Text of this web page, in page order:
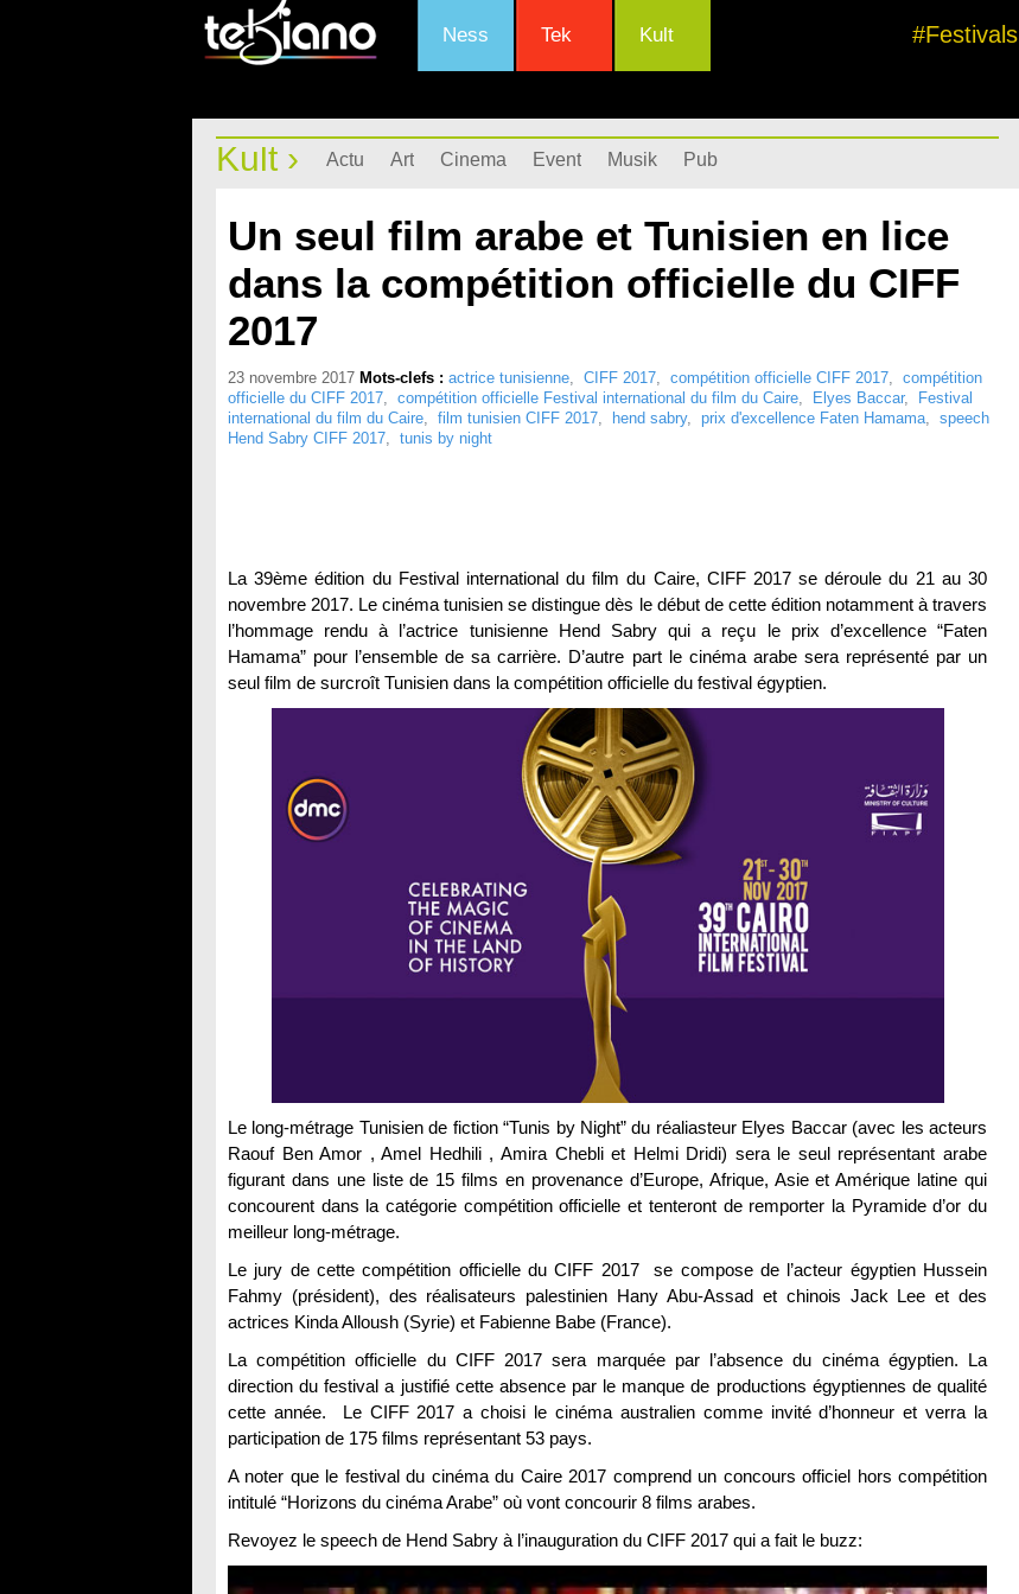
Ness Tek Kult #Festivals
Kult › Actu Art Cinema Event Musik Pub
Un seul film arabe et Tunisien en lice
dans la compétition officielle du CIFF
2017
23 novembre 2017 Mots-clefs : actrice tunisienne, CIFF 2017, compétition officielle CIFF 2017, compétition
officielle du CIFF 2017, compétition officielle Festival international du film du Caire, Elyes Baccar,
Festival
international du film du Caire, film tunisien CIFF 2017, hend sabry, prix d'excellence Faten Hamama, speech
Hend Sabry CIFF 2017, tunis by night
La 39ème édition du Festival international du film du Caire, CIFF 2017 se déroule du 21 au 30
novembre 2017. Le cinéma tunisien se distingue dès le début de cette édition notamment à travers
l’hommage rendu à l’actrice tunisienne Hend Sabry qui a reçu le prix d’excellence “Faten
Hamama” pour l’ensemble de sa carrière. D’autre part le cinéma arabe sera représenté par un
seul film de surcroît Tunisien dans la compétition officielle du festival égyptien.
Le long-métrage Tunisien de fiction “Tunis by Night” du réaliasteur Elyes Baccar (avec les acteurs
Raouf Ben Amor , Amel Hedhili , Amira Chebli et Helmi Dridi) sera le seul représentant arabe
figurant dans une liste de 15 films en provenance d’Europe, Afrique, Asie et Amérique latine qui
concourent dans la catégorie compétition officielle et tenteront de remporter la Pyramide d’or du
meilleur long-métrage.
Le jury de cette compétition officielle du CIFF 2017 se compose de l’acteur égyptien Hussein
Fahmy (président), des réalisateurs palestinien Hany Abu-Assad et chinois Jack Lee et des
actrices Kinda Alloush (Syrie) et Fabienne Babe (France).
La compétition officielle du CIFF 2017 sera marquée par l’absence du cinéma égyptien. La
direction du festival a justifié cette absence par le manque de productions égyptiennes de qualité
cette année. Le CIFF 2017 a choisi le cinéma australien comme invité d’honneur et verra la
participation de 175 films représentant 53 pays.
A noter que le festival du cinéma du Caire 2017 comprend un concours officiel hors compétition
intitulé “Horizons du cinéma Arabe” où vont concourir 8 films arabes.
Revoyez le speech de Hend Sabry à l’inauguration du CIFF 2017 qui a fait le buzz: